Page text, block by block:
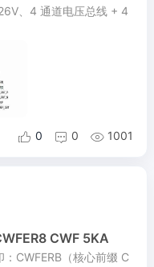
、4 通道电压总线 + 4
 0  0  1001
CWF 5KA
CWFERB（核心前缀 C